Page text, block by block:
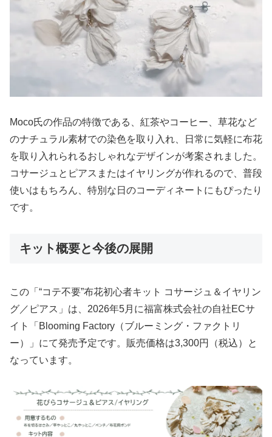
Moco氏の作品の特徴である、紅茶やコーヒー、草花など
のナチュラル素材での染色を取り入れ、日常に気軽に布花
を取り入れられるおしゃれなデザインが考案されました。
コサージュとピアスまたはイヤリングが作れるので、普段
使いはもちろん、特別な日のコーディネートにもぴったり
です。
キット概要と今後の展開
この「“コテ不要”布花初心者キット コサージュ＆イヤリン
グ／ピアス」は、2026年5月に福富株式会社の自社ECサ
イト「Blooming Factory（ブルーミング・ファクトリ
ー）」にて発売予定です。販売価格は3,300円（税込）と
なっています。